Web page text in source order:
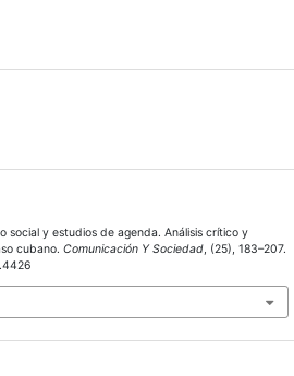
social y estudios de agenda. Análisis crítico y
cubano. Comunicación Y Sociedad, (25), 183–207.